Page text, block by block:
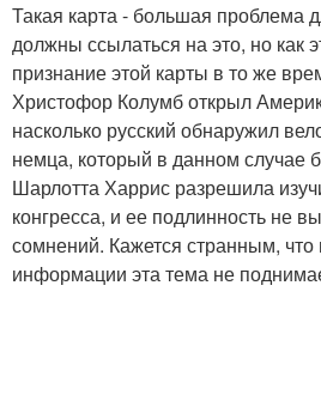
Такая карта - большая проблема
должны ссылаться на это, но как
признание этой карты в то же
Христофор Колумб открыл
насколько русский обнаружил
немца, который в данном случае
Шарлотта Харрис разрешила
конгресса, и ее подлинность не
сомнений. Кажется странным, что
информации эта тема не